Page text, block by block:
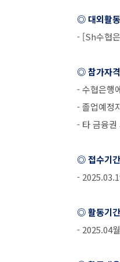
◎ 대외활
- [Sh수협
◎ 참가자격
-수협은행
-졸업예정
- 타 금융권
◎ 접수기간
-
◎ 활동기간
- 2025.04